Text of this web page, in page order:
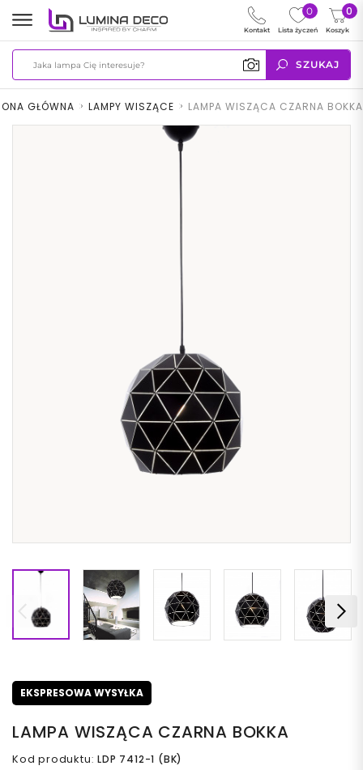
SZUKAJ
0
Koszyk
0
Lista życzeń
Kontakt
GŁÓWNA > LAMPY WISZĄCE > LAMPA WISZĄCA CZARNA BOKKA
EKSPRESOWA WYSYŁKA
LAMPA WISZĄCA CZARNA BOKKA
Kod produktu:LDP 7412-1 (BK)